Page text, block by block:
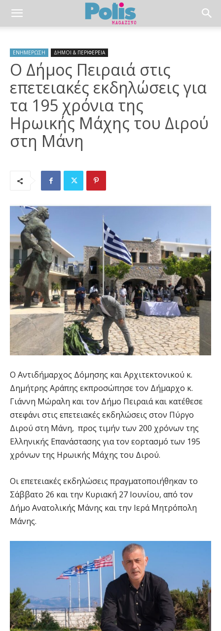
ΕΝΗΜΕΡΩΣΗ ΔΗΜΟΙ & ΠΕΡΙΦΕΡΕΙΑ
Ο Δήμος Πειραιά στις
επετειακές εκδηλώσεις για
τα 195 χρόνια της
Ηρωικής Μάχης του Διρού
στη Μάνη
Ο Αντιδήμαρχος Δόµησης και Αρχιτεκτονικού κ.
Δημήτρης Αράπης εκπροσώπησε τον Δήμαρχο κ.
Γιάννη Μώραλη και τον Δήμο Πειραιά και κατέθεσε
στεφάνι στις επετειακές εκδηλώσεις στον Πύργο
Διρού στη Μάνη, προς τιμήν των 200 χρόνων της
Ελληνικής Επανάστασης για τον εορτασμό των 195
χρόνων της Ηρωικής Μάχης του Διρού.
Οι επετειακές εκδηλώσεις πραγματοποιήθηκαν το
Σάββατο 26 και την Κυριακή 27 Ιουνίου, από τον
Δήμο Ανατολικής Μάνης και την Ιερά Μητρόπολη
Μάνης.